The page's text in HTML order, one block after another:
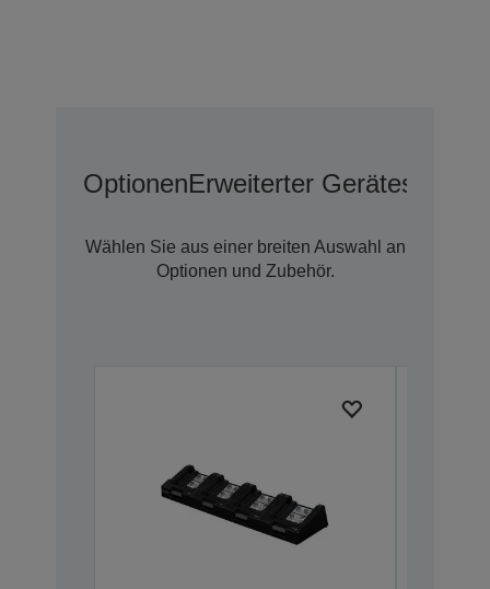
OptionenErweiterter Geräteschutz
Wählen Sie aus einer breiten Auswahl an
Optionen und Zubehör.